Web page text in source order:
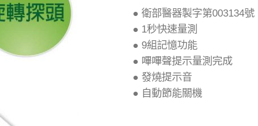
● 衛部醫器製字第003134號
● 1秒快速量測
● 9組記憶功能
● 嗶嗶聲提示量測完成
● 發燒提示音
● 自動節能關機